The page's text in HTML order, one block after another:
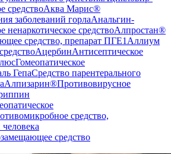
средствоАква Марис®
заболеваний горлаАнальгин-
ненаркотическое средствоАлпростан®
средство, препарат ПГЕ1 Аллиум
АцербинАнтисептическое
Гомеопатическое
ГепаСредство парентерального
Алпизарин®Противовирусное
средство,
средство